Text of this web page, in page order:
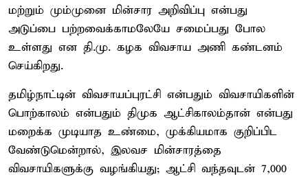
மற்றும் மும்முனை மின்சார அறிவிப்பு என்பது
அடுப்பை பற்றவைக்காமலேயே சமைப்பது போல
உள்ளது என தி.மு. கழக விவசாய அணி கண்டனம்
செய்கிறது.
தமிழ்நாட்டின் விவசாயப்புரட்சி என்பதும் விவசாயிகளின்
பொற்காலம் என்பதும் திமுக ஆட்சிகாலம்தான் என்பது
மறைக்க முடியாத உண்மை, முக்கியமாக குறிப்பிட
வேண்டுமென்றால், இலவச மின்சாரத்தை
விவசாயிகளுக்கு வழங்கியது; ஆட்சி வந்தவுடன் 7,000